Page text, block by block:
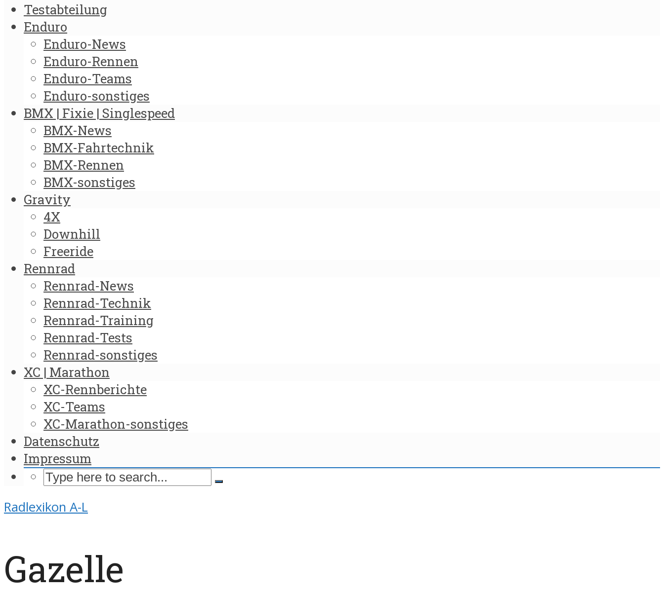
Testabteilung
Enduro
Enduro-News
Enduro-Rennen
Enduro-Teams
Enduro-sonstiges
BMX | Fixie | Singlespeed
BMX-News
BMX-Fahrtechnik
BMX-Rennen
BMX-sonstiges
Gravity
4X
Downhill
Freeride
Rennrad
Rennrad-News
Rennrad-Technik
Rennrad-Training
Rennrad-Tests
Rennrad-sonstiges
XC | Marathon
XC-Rennberichte
XC-Teams
XC-Marathon-sonstiges
Datenschutz
Impressum
Radlexikon A-L
Gazelle